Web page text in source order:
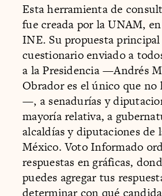
Esta herramienta de
fue creada por la UNAM,
INE. Su propuesta
cuestionario enviado a
a la Presidencia —Andrés
Obrador es el único que no
—, a senadurías y
mayoría relativa, a
alcaldías y diputaciones de
México. Voto Informado
respuestas en gráficas,
puedes agregar tus
determinar con qué